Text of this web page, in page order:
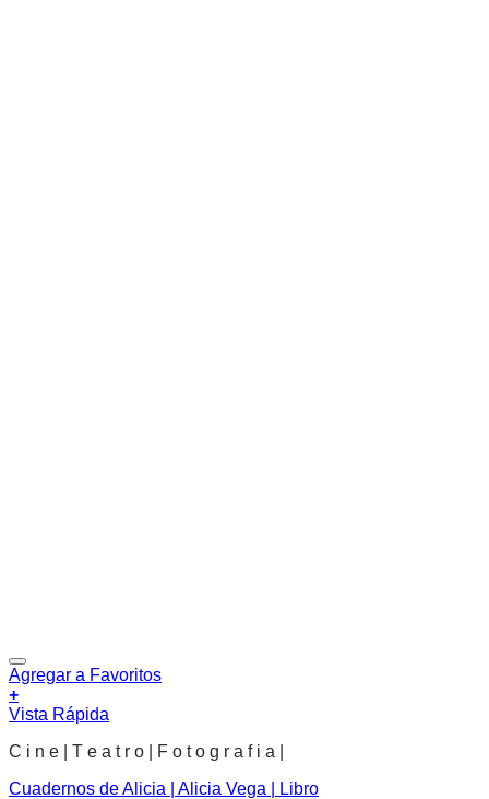
Agregar a Favoritos
+
Vista Rápida
C i n e | T e a t r o | F o t o g r a f i a |
Cuadernos de Alicia | Alicia Vega | Libro